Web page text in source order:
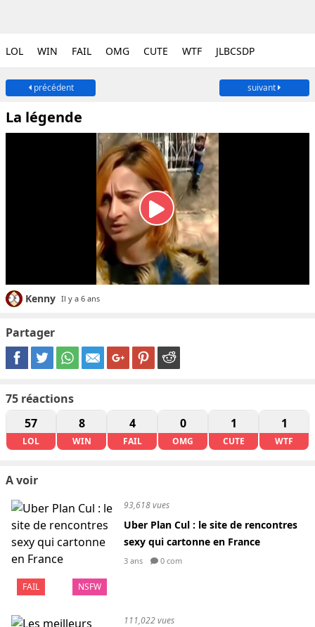
LOL WIN FAIL OMG CUTE WTF JLBCSDP
précédent suivant
La légende
Kenny Il y a 6 ans
Partager
75 réactions
57
LOL
8
WIN
4
FAIL
0
OMG
1
CUTE
1
WTF
A voir
FAIL NSFW
93,618 vues
Uber Plan Cul : le site de rencontres
sexy qui cartonne en France
3 ans 0 com
111,022 vues